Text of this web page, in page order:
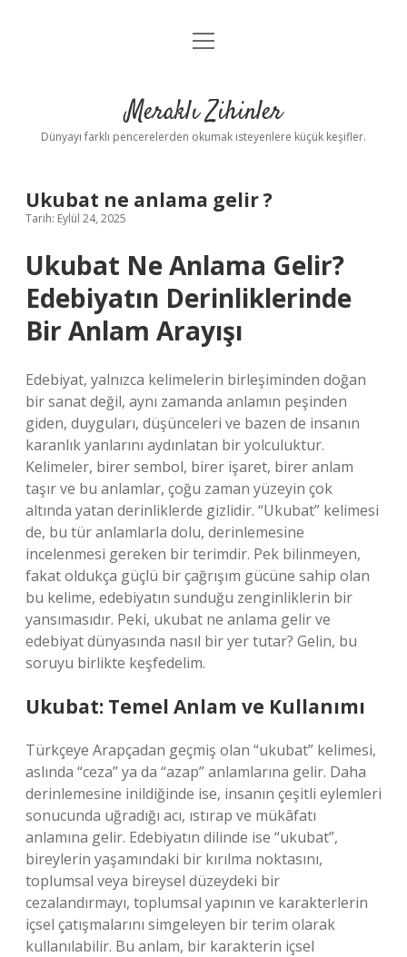
Anasayfa
Yasal Uyarı
menüyü
Meraklı Zihinler
Dünyayı farklı pencerelerden okumak isteyenlere küçük keşifler.
Ukubat ne anlama gelir ?
Tarih: Eylül 24, 2025
Ukubat Ne Anlama Gelir?
Edebiyatın Derinliklerinde
Bir Anlam Arayışı
Edebiyat, yalnızca kelimelerin birleşiminden doğan
bir sanat değil, aynı zamanda anlamın peşinden
giden, duyguları, düşünceleri ve bazen de insanın
karanlık yanlarını aydınlatan bir yolculuktur.
Kelimeler, birer sembol, birer işaret, birer anlam
taşır ve bu anlamlar, çoğu zaman yüzeyin çok
altında yatan derinliklerde gizlidir. “Ukubat” kelimesi
de, bu tür anlamlarla dolu, derinlemesine
incelenmesi gereken bir terimdir. Pek bilinmeyen,
fakat oldukça güçlü bir çağrışım gücüne sahip olan
bu kelime, edebiyatın sunduğu zenginliklerin bir
yansımasıdır. Peki, ukubat ne anlama gelir ve
edebiyat dünyasında nasıl bir yer tutar? Gelin, bu
soruyu birlikte keşfedelim.
Ukubat: Temel Anlam ve Kullanımı
Türkçeye Arapçadan geçmiş olan “ukubat” kelimesi,
aslında “ceza” ya da “azap” anlamlarına gelir. Daha
derinlemesine inildiğinde ise, insanın çeşitli eylemleri
sonucunda uğradığı acı, ıstırap ve mükâfatı
anlamına gelir. Edebiyatın dilinde ise “ukubat”,
bireylerin yaşamındaki bir kırılma noktasını,
toplumsal veya bireysel düzeydeki bir
cezalandırmayı, toplumsal yapının ve karakterlerin
içsel çatışmalarını simgeleyen bir terim olarak
kullanılabilir. Bu anlam, bir karakterin içsel